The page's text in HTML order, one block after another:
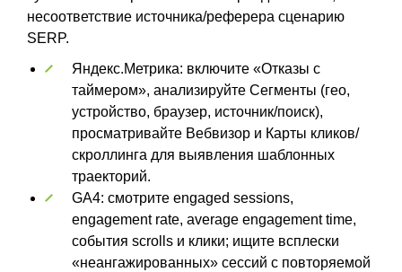
несоответствие источника/реферера сценарию
SERP.
Яндекс.Метрика: включите «Отказы с
таймером», анализируйте Сегменты (гео,
устройство, браузер, источник/поиск),
просматривайте Вебвизор и Карты кликов/
скроллинга для выявления шаблонных
траекторий.
GA4: смотрите engaged sessions,
engagement rate, average engagement time,
события scrolls и клики; ищите всплески
«неангажированных» сессий с повторяемой